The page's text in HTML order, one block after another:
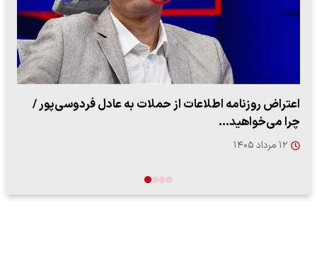
ببینید| روایت رئیس جمهور از لحظه حمله به بیت رهبری
۱۴ مرداد ۱۴۰۵